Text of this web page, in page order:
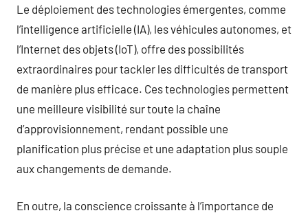
Le déploiement des technologies émergentes, comme
l’intelligence artificielle (IA), les véhicules autonomes, et
l’Internet des objets (IoT), offre des possibilités
extraordinaires pour tackler les difficultés de transport
de manière plus efficace. Ces technologies permettent
une meilleure visibilité sur toute la chaîne
d’approvisionnement, rendant possible une
planification plus précise et une adaptation plus souple
aux changements de demande.
En outre, la conscience croissante à l’importance de